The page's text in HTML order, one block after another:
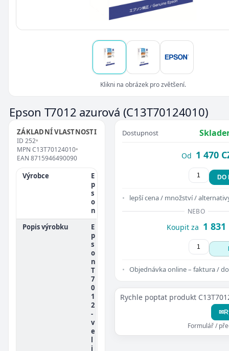
Klikni na obrázek pro zvětšení.
Epson T7012 azurová (C13T70124010)
ZÁKLADNÍ VLASTNOSTI
ID 252•
MPN C13T70124010•
EAN 8715946490090
Výrobce
E
p
s
o
n
Popis výrobku
E
p
s
o
n
T
7
0
1
2
-
v
e
l
i
Dostupnost
Od 1 470
DO
lepší cena / množství /
NEBO
Koupit za 1 831
Objednávka online – faktura /
Rychle poptat produkt
✉
Formulář /